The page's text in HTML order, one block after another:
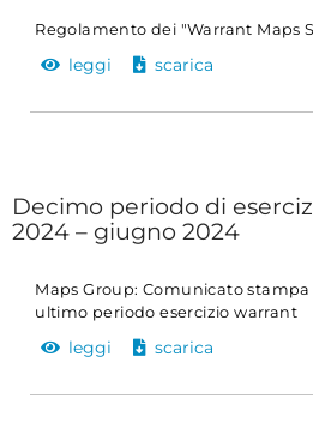
Regolamento dei "Warrant Maps
leggi scarica
Decimo periodo di
2024 – giugno 2024
Maps Group: Comunicato
ultimo periodo esercizio warrant
leggi scarica